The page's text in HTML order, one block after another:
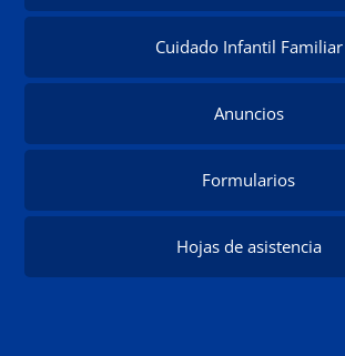
Cuidado Infantil Familiar
Anuncios
Formularios
Hojas de asistencia